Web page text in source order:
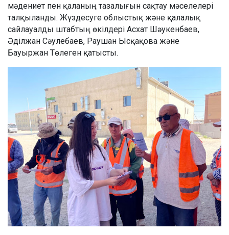
мәдениет пен қаланың тазалығын сақтау мәселелері
талқыланды. Жүздесуге облыстық және қалалық
сайлауалды штабтың өкілдері Асхат Шәукенбаев,
Әділжан Сәулебаев, Раушан Ысқақова және
Бауыржан Төлеген қатысты.